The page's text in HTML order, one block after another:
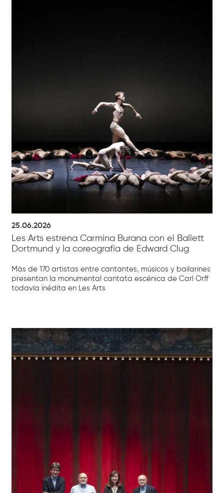
25.06.2026
Les Arts estrena Carmina Burana con el Ballett
Dortmund y la coreografía de Edward Clug
Más de 170 artistas entre cantantes, músicos y bailarines
presentan la monumental cantata escénica de Carl Orff
todavía inédita en Les Arts